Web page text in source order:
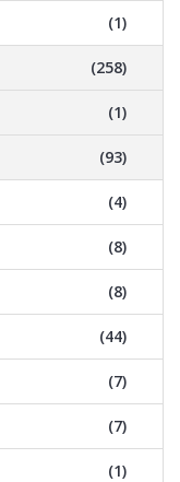
(1)
(258)
(1)
(93)
(4)
(8)
(8)
(44)
(7)
(7)
(1)